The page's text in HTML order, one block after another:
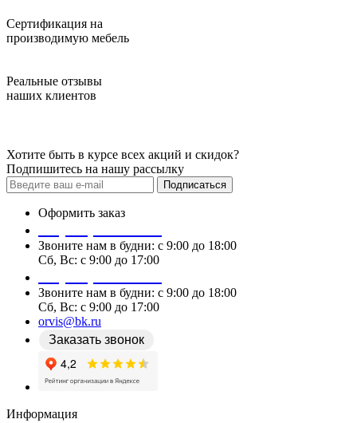
Сертификация на
производимую мебель
Реальные отзывы
наших клиентов
Хотите быть в курсе всех акций и скидок?
Подпишитесь на нашу рассылку
Подписаться
Оформить заказ
Звоните нам в будни: c 9:00 до 18:00
Сб, Вс: c 9:00 до 17:00
Звоните нам в будни: c 9:00 до 18:00
Сб, Вс: c 9:00 до 17:00
orvis@bk.ru
Заказать звонок
Информация